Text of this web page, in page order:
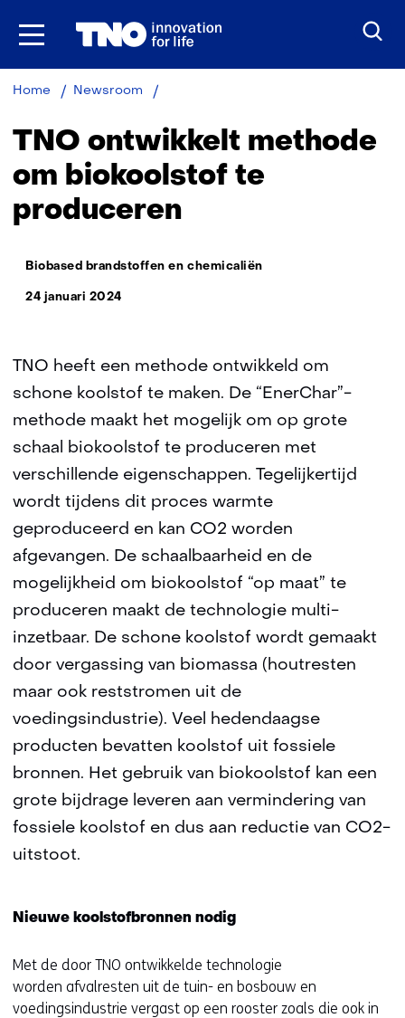
Ga
Home Newsroom
methode
om
biokoolstof
te
produceren
TNO ontwikkelt methode
om biokoolstof te
produceren
Thema:
Biobased brandstoffen en chemicaliën
24 januari 2024
TNO heeft een methode ontwikkeld om
schone koolstof te maken. De “EnerChar”-
methode maakt het mogelijk om op grote
schaal biokoolstof te produceren met
verschillende eigenschappen. Tegelijkertijd
wordt tijdens dit proces warmte
geproduceerd en kan CO2 worden
afgevangen. De schaalbaarheid en de
mogelijkheid om biokoolstof “op maat” te
produceren maakt de technologie multi-
inzetbaar. De schone koolstof wordt gemaakt
door vergassing van biomassa (houtresten
maar ook reststromen uit de
voedingsindustrie). Veel hedendaagse
producten bevatten koolstof uit fossiele
bronnen. Het gebruik van biokoolstof kan een
grote bijdrage leveren aan vermindering van
fossiele koolstof en dus aan reductie van CO2-
uitstoot.
Nieuwe koolstofbronnen nodig
Met de door TNO ontwikkelde technologie
worden afvalresten uit de tuin- en bosbouw en
voedingsindustrie vergast op een rooster zoals die ook in